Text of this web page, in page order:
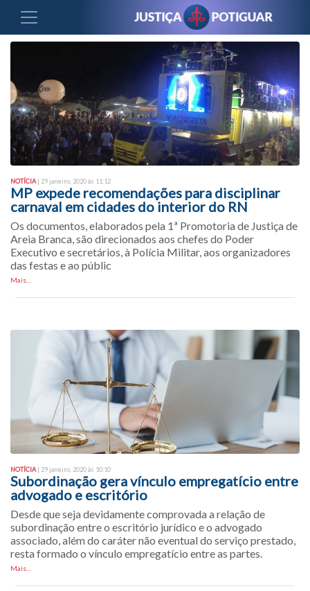
NOTÍCIA | 29 janeiro, 2020 às 11:12
MP expede recomendações para disciplinar
carnaval em cidades do interior do RN
Os documentos, elaborados pela 1ª Promotoria de Justiça de
Areia Branca, são direcionados aos chefes do Poder
Executivo e secretários, à Polícia Militar, aos organizadores
das festas e ao públic
Mais…
NOTÍCIA| 29 janeiro, 2020 às 10:10
Subordinação gera vínculo empregatício entre
advogado e escritório
Desde que seja devidamente comprovada a relação de
subordinação entre o escritório jurídico e o advogado
associado, além do caráter não eventual do serviço prestado,
resta formado o vínculo empregatício entre as partes.
Mais…